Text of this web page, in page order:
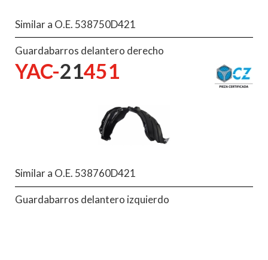
Similar a O.E. 538750D421
Guardabarros delantero derecho
YAC-21451
Similar a O.E. 538760D421
Guardabarros delantero izquierdo